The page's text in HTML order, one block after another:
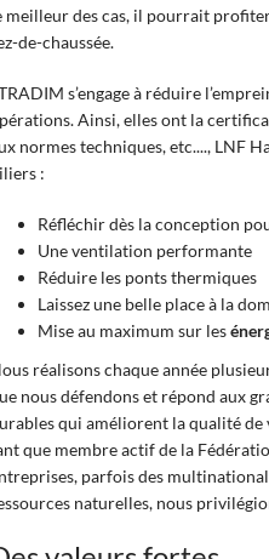
meilleur des cas, il pourrait
de-chaussée.
s’engage à réduire
Ainsi, elles ont la
normes techniques, etc...., LNF
:
Réfléchir dès la conception
Une ventilation performante
Réduire les ponts thermiques
Laissez une belle place à la
Mise au maximum sur les
réalisons chaque année
nous défendons et répond aux
qui améliorent la qualité de
que membre actif de la
parfois des
naturelles, nous